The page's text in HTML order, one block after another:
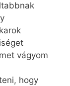
vágyom
hogy